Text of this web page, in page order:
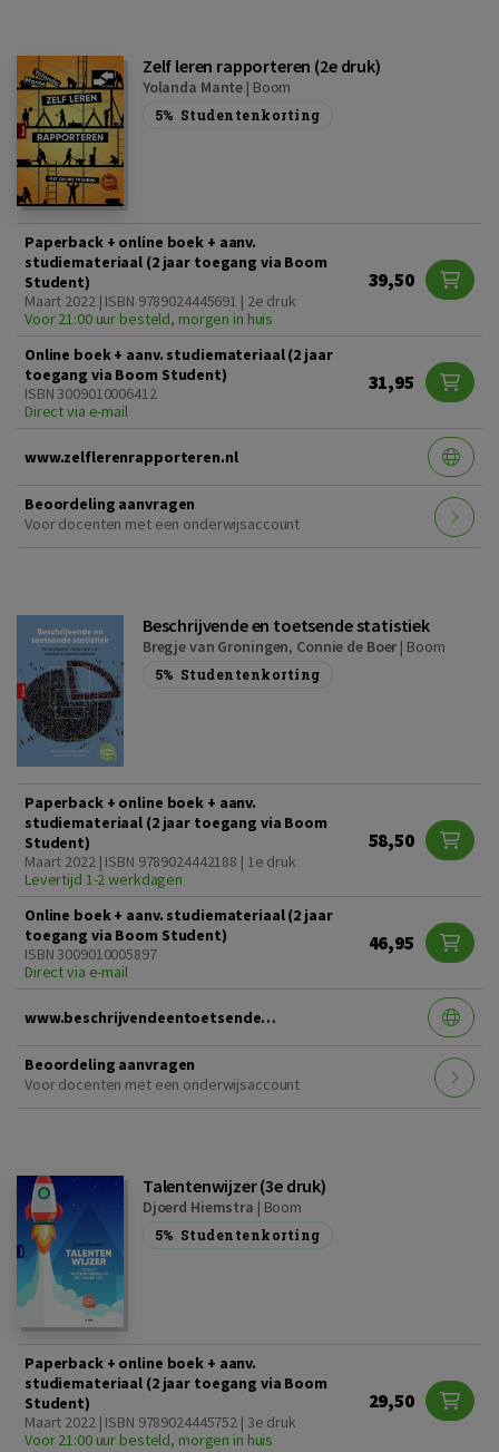
Zelf leren rapporteren (2e druk)
Yolanda Mante | Boom
5% Studentenkorting
Paperback + online boek + aanv.
studiemateriaal (2 jaar toegang via Boom
Student)
Maart 2022 | ISBN 9789024445691 | 2e druk
Voor 21:00 uur besteld, morgen in huis
39,50
Online boek + aanv. studiemateriaal (2 jaar
toegang via Boom Student)
ISBN 3009010006412
Direct via e-mail
31,95
www.zelflerenrapporteren.nl
Beoordeling aanvragen
Voor docenten met een onderwijsaccount
Beschrijvende en toetsende statistiek
Bregje van Groningen, Connie de Boer | Boom
5% Studentenkorting
Paperback + online boek + aanv.
studiemateriaal (2 jaar toegang via Boom
Student)
Maart 2022 | ISBN 9789024442188 | 1e druk
Levertijd 1-2 werkdagen
58,50
Online boek + aanv. studiemateriaal (2 jaar
toegang via Boom Student)
ISBN 3009010005897
Direct via e-mail
46,95
www.beschrijvendeentoetsendestatistiek.nl
Beoordeling aanvragen
Voor docenten met een onderwijsaccount
Talentenwijzer (3e druk)
Djoerd Hiemstra | Boom
5% Studentenkorting
Paperback + online boek + aanv.
studiemateriaal (2 jaar toegang via Boom
Student)
Maart 2022 | ISBN 9789024445752 | 3e druk
Voor 21:00 uur besteld, morgen in huis
29,50